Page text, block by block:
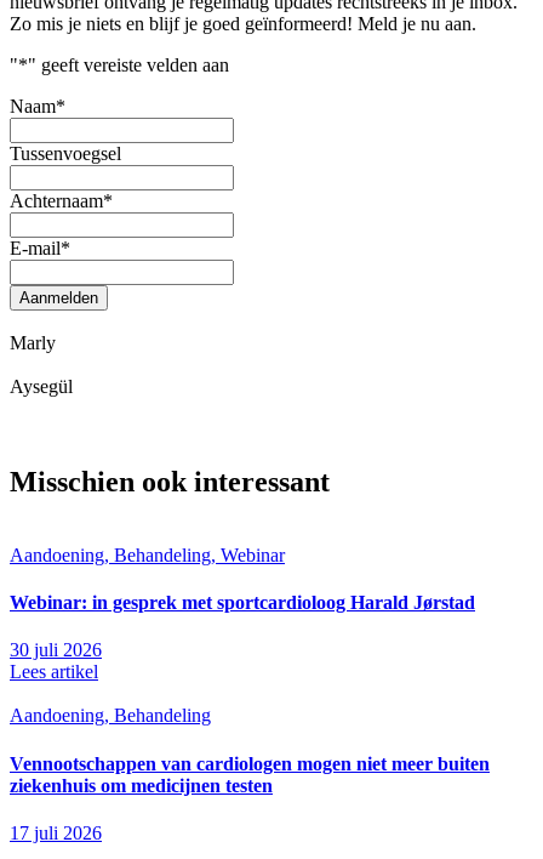
Zo mis je niets en blijf je goed geïnformeerd! Meld je nu aan.
"*" geeft vereiste velden aan
Naam*
Tussenvoegsel
Achternaam*
E-mail*
Aanmelden
Marly
Aysegül
Misschien ook interessant
Aandoening, Behandeling, Webinar
Webinar: in gesprek met sportcardioloog Harald Jørstad
30 juli 2026
Lees artikel
Aandoening, Behandeling
Vennootschappen van cardiologen mogen niet meer buiten
ziekenhuis om medicijnen testen
17 juli 2026